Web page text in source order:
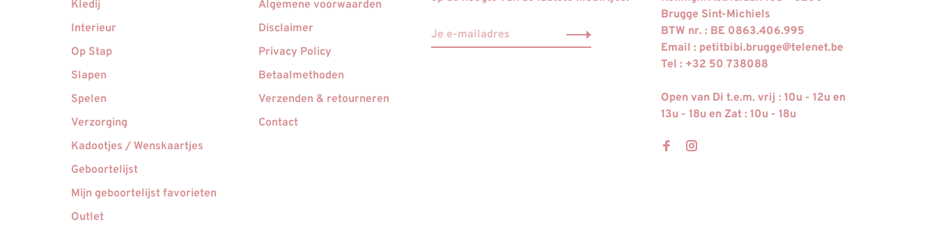
Kledij
Interieur
Op Stap
Slapen
Spelen
Verzorging
Kadootjes / Wenskaartjes
Geboortelijst
Mijn geboortelijst favorieten
Outlet
Algemene voorwaarden
Disclaimer
Privacy Policy
Betaalmethoden
Verzenden & retourneren
Contact
Brugge Sint-Michiels
BTW nr. : BE 0863.406.995
Email : petitbibi.brugge@telenet.be
Tel : +32 50 738088
Open van Di t.e.m. vrij : 10u - 12u en
13u - 18u en Zat : 10u - 18u